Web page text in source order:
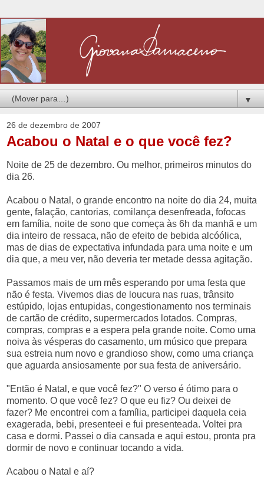
▼
26 de dezembro de 2007
Acabou o Natal e o que você fez?
Noite de 25 de dezembro. Ou melhor, primeiros minutos do
dia 26.
Acabou o Natal, o grande encontro na noite do dia 24, muita
gente, falação, cantorias, comilança desenfreada, fofocas
em família, noite de sono que começa às 6h da manhã e um
dia inteiro de ressaca, não de efeito de bebida alcóólica,
mas de dias de expectativa infundada para uma noite e um
dia que, a meu ver, não deveria ter metade dessa agitação.
Passamos mais de um mês esperando por uma festa que
não é festa. Vivemos dias de loucura nas ruas, trânsito
estúpido, lojas entupidas, congestionamento nos terminais
de cartão de crédito, supermercados lotados. Compras,
compras, compras e a espera pela grande noite. Como uma
noiva às vésperas do casamento, um músico que prepara
sua estreia num novo e grandioso show, como uma criança
que aguarda ansiosamente por sua festa de aniversário.
"Então é Natal, e que você fez?" O verso é ótimo para o
momento. O que você fez? O que eu fiz? Ou deixei de
fazer? Me encontrei com a família, participei daquela ceia
exagerada, bebi, presenteei e fui presenteada. Voltei pra
casa e dormi. Passei o dia cansada e aqui estou, pronta pra
dormir de novo e continuar tocando a vida.
Acabou o Natal e aí?